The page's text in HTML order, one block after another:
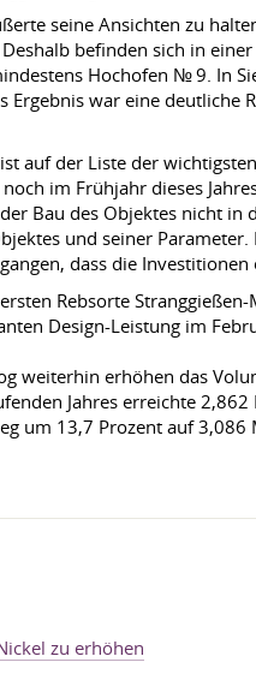
seine Ansichten zu
befinden sich in
Hochofen № 9. In
Ergebnis war eine deutliche
auf der Liste der
im Frühjahr dieses
Bau des Objektes nicht
und seiner
dass die
Rebsorte
Design-Leistung im
weiterhin erhöhen das
Jahres erreichte
um 13,7 Prozent auf 3,086
zu erhöhen